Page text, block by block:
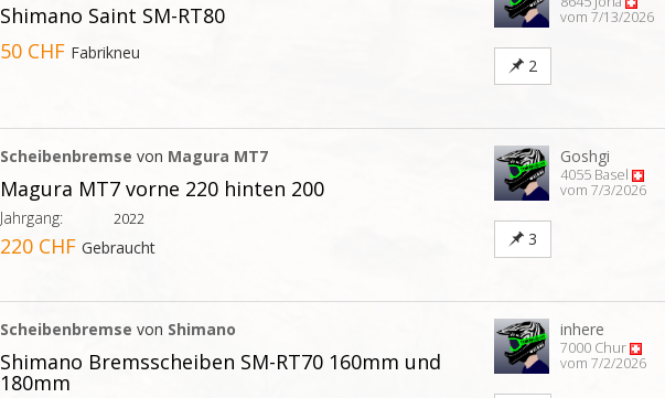
Shimano Saint SM-RT80
50 CHF Fabrikneu
vom 7/13/2026
2
Scheibenbremse von Magura MT7
Magura MT7 vorne 220 hinten 200
Jahrgang: 2022
220 CHFGebraucht
Goshgi
4055 Basel
vom 7/3/2026
3
Scheibenbremse von Shimano
Shimano Bremsscheiben SM-RT70 160mm und
180mm
inhere
7000 Chur
vom 7/2/2026